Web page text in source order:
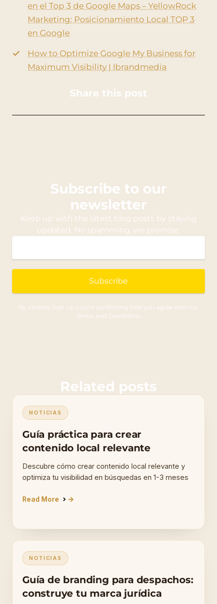
en el Top 3 de Google Maps – YellowRock
Marketing: Posicionamiento Local TOP 3
en Google
How to Optimize Google My Business for
Maximum Visibility | Ibrandmedia
Share this post
Subscribe to our
newsletter
Keep up with the latest blog posts by staying
updated. No spamming: we promise.
Subscribe
By clicking Sign Up you’re confirming that you agree with our
Terms and Conditions.
Related posts
NOTICIAS
Guía práctica para crear
contenido local relevante
Descubre cómo crear contenido local relevante y
optimiza tu visibilidad en búsquedas en 1-3 meses
Read More
NOTICIAS
Guía de branding para despachos:
construye tu marca jurídica